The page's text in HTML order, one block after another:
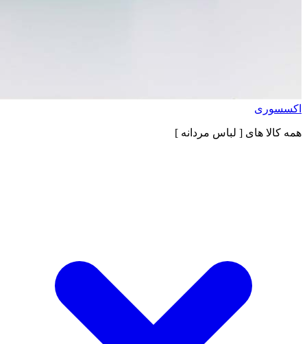
اکسسوری
همه کالا های [ لباس مردانه ]